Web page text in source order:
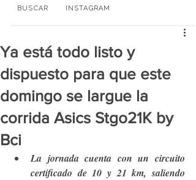
BUSCAR INSTAGRAM
Ya está todo listo y
dispuesto para que este
domingo se largue la
corrida Asics Stgo21K by
Bci
La jornada cuenta con un circuito
certificado de 10 y 21 km, saliendo